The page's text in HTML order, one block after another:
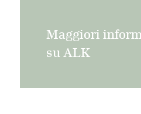
Maggiori
su ALK